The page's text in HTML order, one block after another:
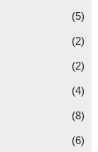
(5)
(2)
(2)
(4)
(8)
(6)